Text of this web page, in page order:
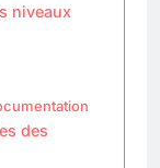
niveaux
des